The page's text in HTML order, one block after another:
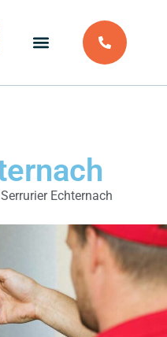
Serrurier Echternach